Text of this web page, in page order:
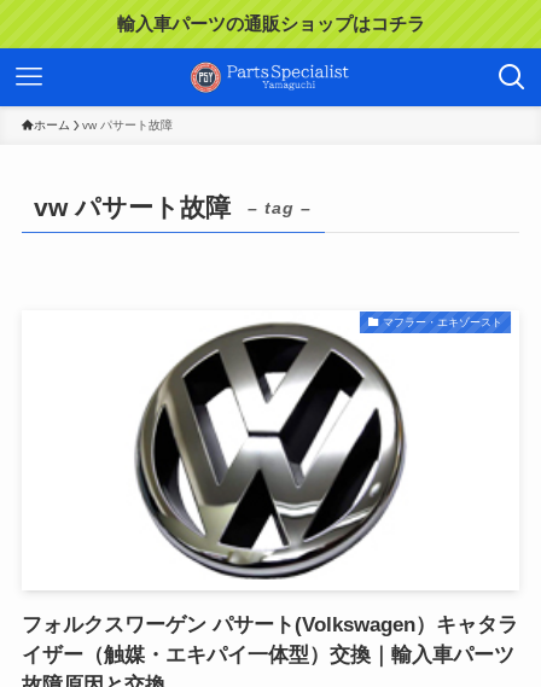
輸入車パーツの通販ショップはコチラ
ホーム vw パサート故障
vw パサート故障 – tag –
マフラー・エキゾースト
フォルクスワーゲン パサート(Volkswagen）キャタラ
イザー（触媒・エキパイ一体型）交換｜輸入車パーツ